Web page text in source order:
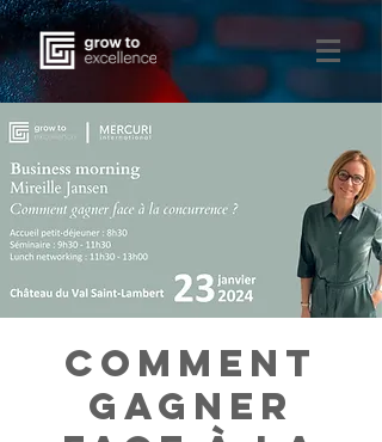
Comment
gagner